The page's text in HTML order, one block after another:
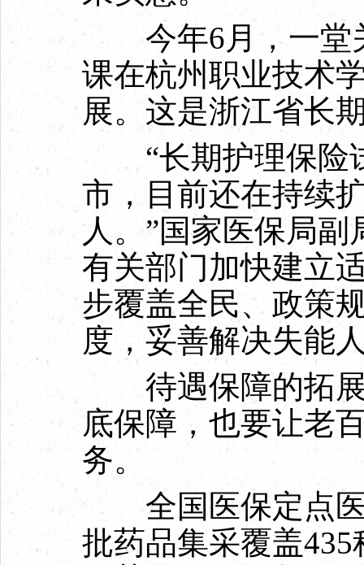
今年6月，一堂关
课在杭州职业技术
展。这是浙江省长
“长期护理保险试
市，目前还在持续
人。”国家医保局
有关部门加快建立
步覆盖全民、政策
度，妥善解决失能
待遇保障的拓展
底保障，也要让老
务。
全国医保定点医
批药品集采覆盖